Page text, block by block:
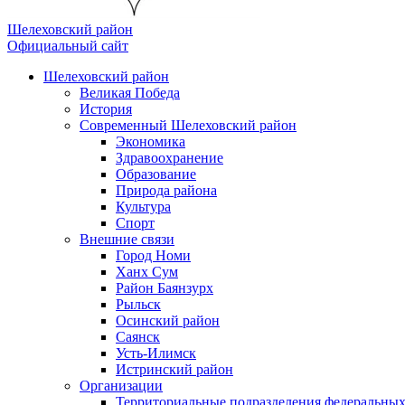
Шелеховский район
Официальный сайт
Шелеховский район
Великая Победа
История
Современный Шелеховский район
Экономика
Здравоохранение
Образование
Природа района
Культура
Спорт
Внешние связи
Город Номи
Ханх Сум
Район Баянзурх
Рыльск
Осинский район
Саянск
Усть-Илимск
Истринский район
Организации
Территориальные подразделения